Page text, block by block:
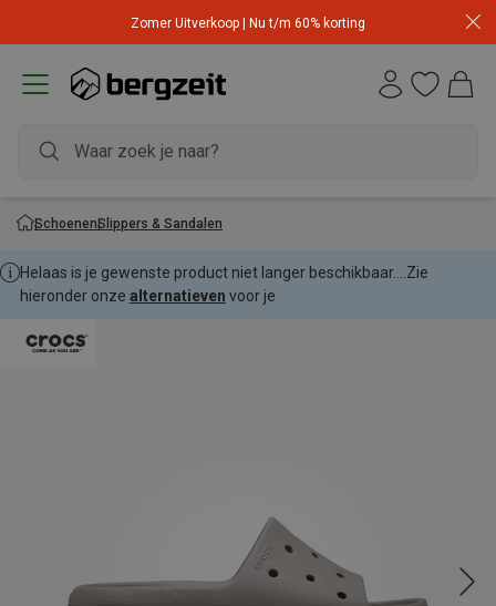
Zomer Uitverkoop | Nu t/m 60% korting
SchoenenSlippers & Sandalen
Helaas is je gewenste product niet langer beschikbaar.... Zie
hieronder onze alternatieven voor je